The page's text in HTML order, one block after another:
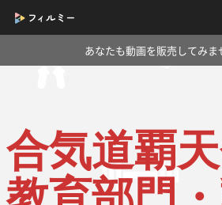
あなたも動画を販売してみま
合気道覇